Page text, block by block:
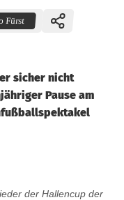
Fürst
sicher nicht
Pause am
der Hallencup der